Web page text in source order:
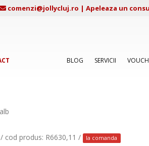
comenzi@jollycluj.ro | Apeleaza un
BLOG SERVICII
/ cod produs: R6630,11 / la comanda